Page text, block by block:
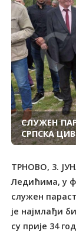
СЛУЖЕН
СРПСКА
ТРНОВО, 3.
Ледићима, у
служен
је најмлађи
су прије 34